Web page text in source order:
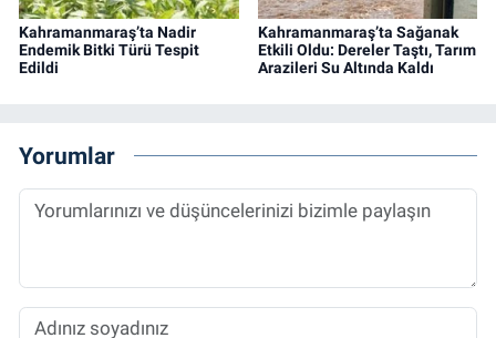
Kahramanmaraş’ta Nadir
Endemik Bitki Türü Tespit
Edildi
Kahramanmaraş’ta Sağanak
Etkili Oldu: Dereler Taştı, Tarım
Arazileri Su Altında Kaldı
Yorumlar